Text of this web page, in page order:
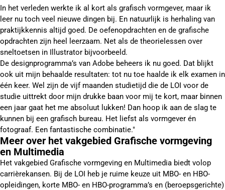
In het verleden werkte ik al kort als grafisch vormgever, maar ik
leer nu toch veel nieuwe dingen bij. En natuurlijk is herhaling van
praktijkkennis altijd goed. De oefenopdrachten en de grafische
opdrachten zijn heel leerzaam. Net als de theorielessen over
sneltoetsen in Illustrator bijvoorbeeld.
De designprogramma’s van Adobe beheers ik nu goed. Dat blijkt
ook uit mijn behaalde resultaten: tot nu toe haalde ik elk examen in
één keer. Wel zijn de vijf maanden studietijd die de LOI voor de
studie uittrekt door mijn drukke baan voor mij te kort, maar binnen
een jaar gaat het me absoluut lukken! Dan hoop ik aan de slag te
kunnen bij een grafisch bureau. Het liefst als vormgever én
fotograaf. Een fantastische combinatie."
Meer over het vakgebied Grafische vormgeving
en Multimedia
Het vakgebied Grafische vormgeving en Multimedia biedt volop
carrièrekansen. Bij de LOI heb je ruime keuze uit MBO- en HBO-
opleidingen, korte MBO- en HBO-programma’s en (beroepsgerichte)